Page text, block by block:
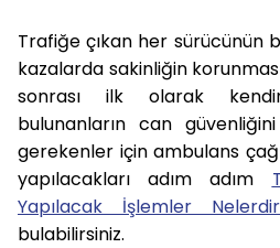
Trafiğe çıkan her sürücünün
kazalarda sakinliğin
sonrası ilk olarak
bulunanların can
gerekenler için ambulans
yapılacakları adım adım
Yapılacak İşlemler
bulabilirsiniz.